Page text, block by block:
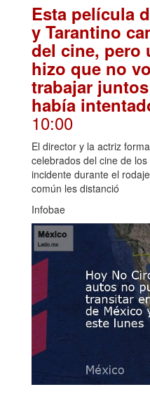
Esta película
y Tarantino
del cine, pero
hizo que no
trabajar
había
10:00
El director y la actriz
celebrados del cine de
incidente durante el
común les distanció
Infobae